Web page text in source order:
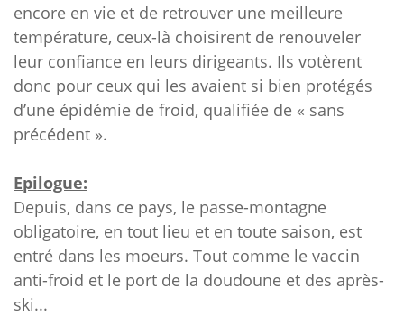
encore en vie et de retrouver une meilleure
température, ceux-là choisirent de renouveler
leur confiance en leurs dirigeants. Ils votèrent
donc pour ceux qui les avaient si bien protégés
d’une épidémie de froid, qualifiée de « sans
précédent ».
Epilogue:
Depuis, dans ce pays, le passe-montagne
obligatoire, en tout lieu et en toute saison, est
entré dans les moeurs. Tout comme le vaccin
anti-froid et le port de la doudoune et des après-
ski...